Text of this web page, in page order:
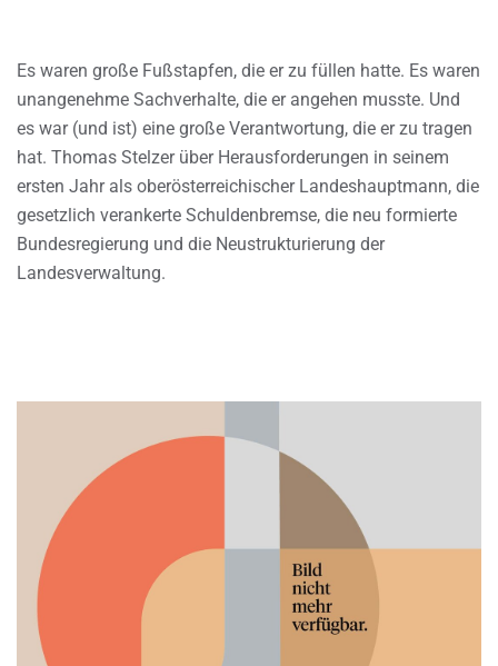
Es waren große Fußstapfen, die er zu füllen hatte. Es waren
unangenehme Sachverhalte, die er angehen musste. Und
es war (und ist) eine große Verantwortung, die er zu tragen
hat. Thomas Stelzer über Herausforderungen in seinem
ersten Jahr als oberösterreichischer Landeshauptmann, die
gesetzlich verankerte Schuldenbremse, die neu formierte
Bundesregierung und die Neustrukturierung der
Landesverwaltung.